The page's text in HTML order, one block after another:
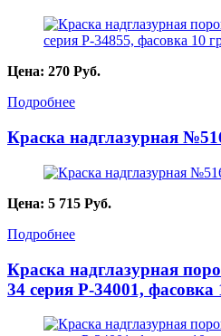
Цена: 270 Руб.
Подробнее
Краска надглазурная
Цена: 5 715 Руб.
Подробнее
Краска надглазурная
34 серия P-34001, фасовка